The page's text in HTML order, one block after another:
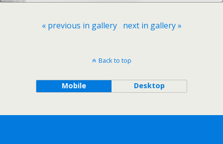
« previous in gallery next in gallery »
Back to top
Mobile Desktop